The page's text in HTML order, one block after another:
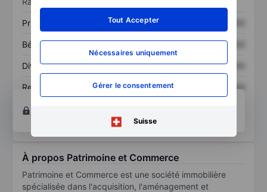
Tout Accepter
Nécessaires uniquement
Gérer le consentement
Suisse
Prix / ventes XXXXXXX
Bénéfice par action XXXXXXX XXXXXXX
Dividende par action XXXXXXX XXXXXXX
Rendement des
capitaux propres
XXXXXXX
XXXXXXX
Ouvrir un compte
techniques et d’analyse.
À propos Patrimoine et Commerce
Patrimoine et Commerce est une société immobilière
spécialisée dans l'acquisition, l'aménagement et